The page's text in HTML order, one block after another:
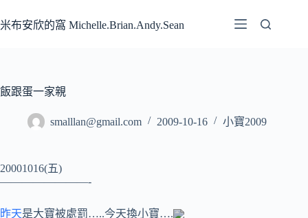
至
容
米布安欣的窩 Michelle.Brian.Andy.Sean
飯跟蛋一家親
smalllan@gmail.com 2009-10-16 小寶2009
20001016(五)
————————-
昨天是大寶被處罰…..今天換小寶….